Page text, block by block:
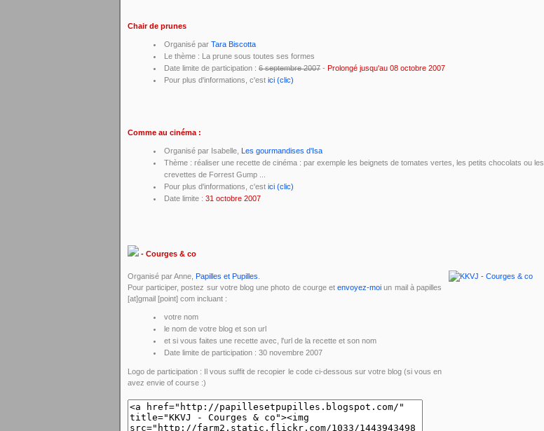
Chair de prunes
Organisé par Tara Biscotta
Le thème : La prune sous toutes ses formes
Date limite de participation : 6 septembre 2007 - Prolongé jusqu'au 08 octobre 2007
Pour plus d'informations, c'est ici (clic)
Comme au cinéma :
Organisé par Isabelle, Les gourmandises d'Isa
Thème : réaliser une recette de cinéma : par exemple les beignets de tomates vertes, les petits chocolats ou les
crevettes de Forrest Gump ...
Pour plus d'informations, c'est ici (clic)
Date limite : 31 octobre 2007
- Courges & co
Organisé par Anne, Papilles et Pupilles
Pour participer, postez sur votre blog une photo de courge etenvoyez-moi un mail à papilles
[at]gmail [point] com incluant :
votre nom
le nom de votre blog et son url
et si vous faites une recette avec, l'url de la recette et son nom
Date limite de participation : 30 novembre 2007
Logo de participation : Il vous suffit de recopier le code ci-dessous sur votre blog (si vous en
avez envie of course :)